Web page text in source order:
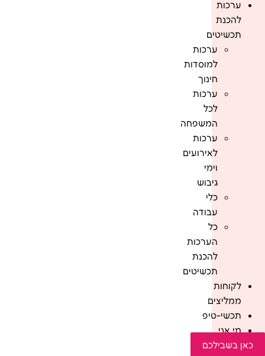
ערכות
להכנת
תכשיטים
ערכות
למוסדות
חינוך
ערכות
לכל
המשפחה
ערכות
לאירועים
וימי
גיבוש
כלי
עבודה
כל
הערכות
להכנת
תכשיטים
לקוחות
ממליצים
תכשי-טיפ
מי אני
כאן בשבילכם